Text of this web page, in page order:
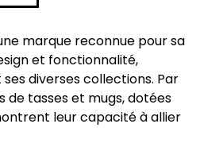
marque reconnue pour sa
et fonctionnalité,
diverses collections. Par
de tasses et mugs, dotées
leur capacité à allier